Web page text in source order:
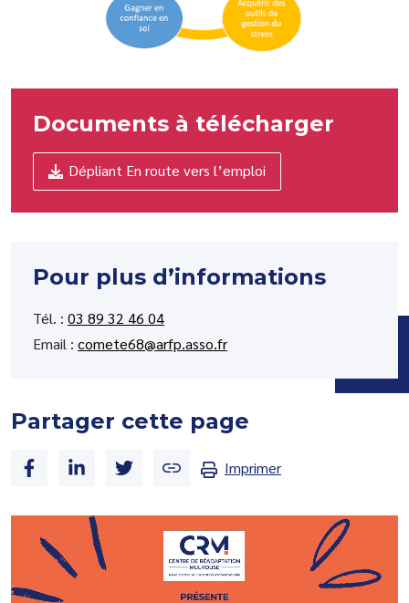
Documents à télécharger
Dépliant En route vers l’emploi
Pour plus d’informations
Tél. : 03 89 32 46 04
Email : comete68@arfp.asso.fr
Partager cette page
Imprimer